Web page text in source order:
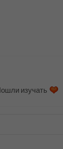
изучать